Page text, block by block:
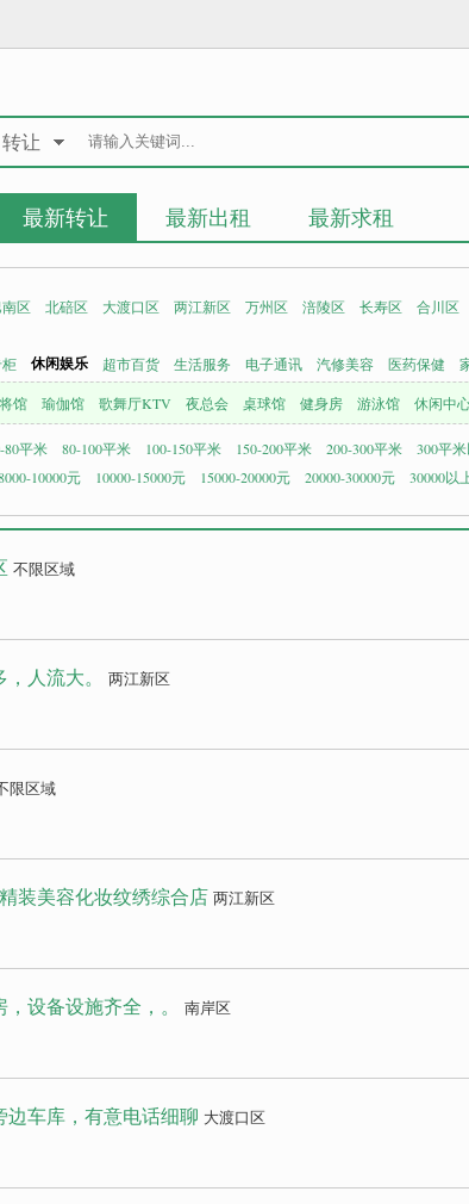
转让
最新转让 最新出租 最新求租
南区 北碚区 大渡口区 两江新区 万州区 涪陵区 长寿区 合川区
休闲娱乐 超市百货 生活服务 电子通讯 汽修美容 医药保健
馆 瑜伽馆 歌舞厅KTV 夜总会 桌球馆 健身房 游泳馆 休闲中
80平米 80-100平米 100-150平米 150-200平米 200-300平米
300平
10000元 10000-15000元 15000-20000元 20000-30000元 30000以
不限区域
人流大。 两江新区
限区域
装美容化妆纹绣综合店 两江新区
设备设施齐全，。 南岸区
车库，有意电话细聊 大渡口区